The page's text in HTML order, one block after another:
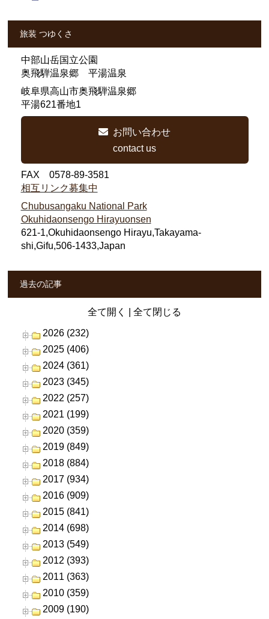
旅装 つゆくさ
中部山岳国立公園
奥飛騨温泉郷 平湯温泉
岐阜県高山市奥飛騨温泉郷
平湯621番地1
お問い合わせ
contact us
FAX 0578-89-3581
相互リンク募集中
Chubusangaku National Park
Okuhidaonsengo Hirayuonsen
621-1,Okuhidaonsengo Hirayu,Takayama-
shi,Gifu,506-1433,Japan
過去の記事
全て開く 全て閉じる
2026 (232)
2025 (406)
2024 (361)
2023 (345)
2022 (257)
2021 (199)
2020 (359)
2019 (849)
2018 (884)
2017 (934)
2016 (909)
2015 (841)
2014 (698)
2013 (549)
2012 (393)
2011 (363)
2010 (359)
2009 (190)